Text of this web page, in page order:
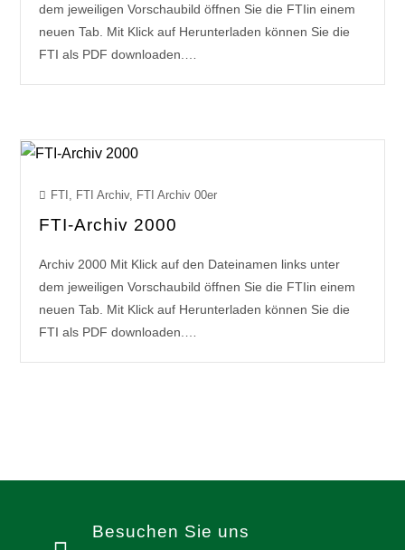
dem jeweiligen Vorschaubild öffnen Sie die FTIin einem
neuen Tab. Mit Klick auf Herunterladen können Sie die
FTI als PDF downloaden.…
FTI FTI Archiv, FTI Archiv 00er
FTI-Archiv 2000
Archiv 2000 Mit Klick auf den Dateinamen links unter
dem jeweiligen Vorschaubild öffnen Sie die FTIin einem
neuen Tab. Mit Klick auf Herunterladen können Sie die
FTI als PDF downloaden.…
Besuchen Sie uns